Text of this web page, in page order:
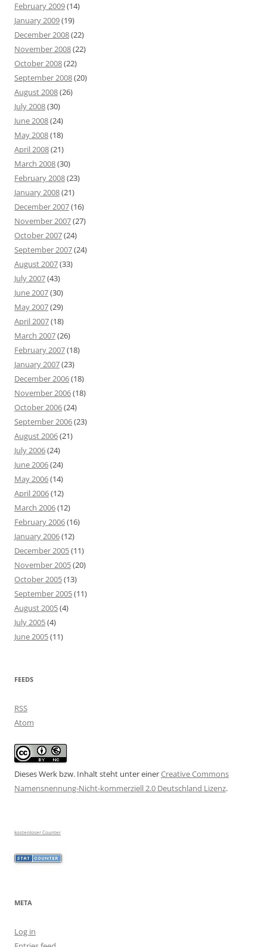
February 2009(14)
January 2009(19)
December 2008(22)
November 2008(22)
October 2008(22)
September 2008(20)
August 2008(26)
July 2008(30)
June 2008(24)
May 2008(18)
April 2008(21)
March 2008(30)
February 2008(23)
January 2008(21)
December 2007(16)
November 2007(27)
October 2007(24)
September 2007(24)
August 2007(33)
July 2007(43)
June 2007(30)
May 2007(29)
April 2007(18)
March 2007(26)
February 2007(18)
January 2007(23)
December 2006(18)
November 2006(18)
October 2006(24)
September 2006(23)
August 2006(21)
July 2006(24)
June 2006(24)
May 2006(14)
April 2006(12)
March 2006(12)
February 2006(16)
January 2006(12)
December 2005(11)
November 2005(20)
October 2005(13)
September 2005(11)
August 2005(4)
July 2005(4)
June 2005(11)
FEEDS
RSS
Atom
Dieses Werk bzw. Inhalt steht unter einerCreative Commons
Namensnennung-Nicht-kommerziell 2.0 Deutschland Lizenz.
kostenloser Counter
META
Log in